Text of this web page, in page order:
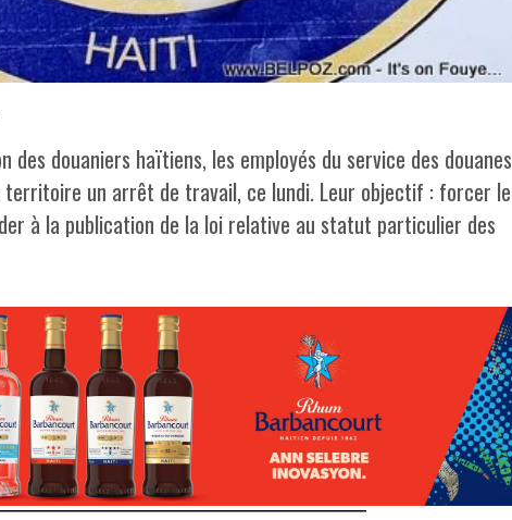
des douaniers haïtiens, les employés du service des douanes
un arrêt de travail, ce lundi. Leur objectif : forcer le
à la publication de la loi relative au statut particulier des